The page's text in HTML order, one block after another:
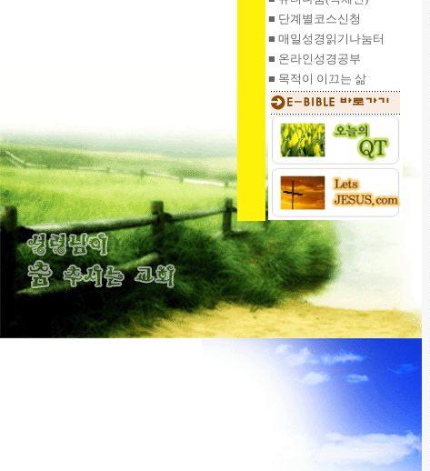
■ 단계별코스신청
■ 매일성경읽기 나눔터
■ 온라인성경공부
■ 목적이 이끄는 삶